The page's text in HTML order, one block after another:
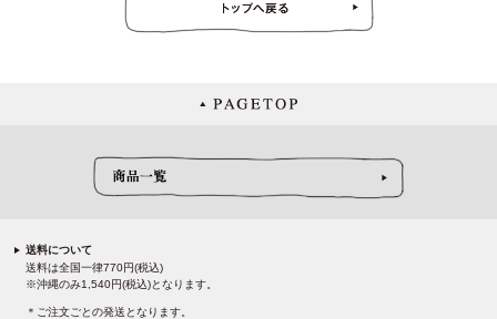
送料について
送料は全国一律770円(税込)
※沖縄のみ1,540円(税込)となります。
＊ご注文ごとの発送となります。